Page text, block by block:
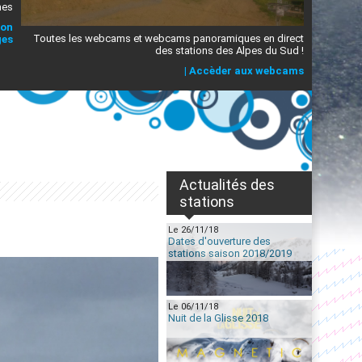
Toutes les webcams et webcams panoramiques en direct
des stations des Alpes du Sud !
| Accèder aux webcams
Actualités des
stations
Le 26/11/18
Dates d'ouverture des
stations saison 2018/2019
Le 06/11/18
Nuit de la Glisse 2018